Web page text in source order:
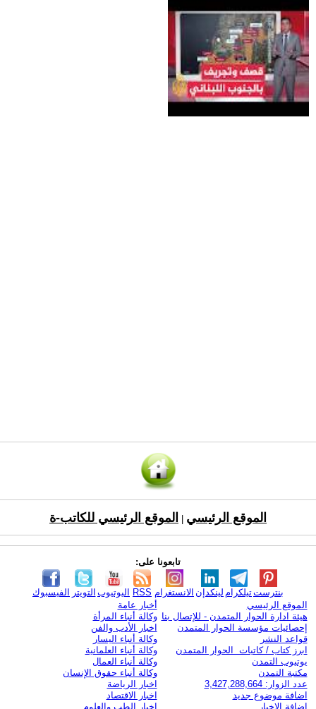
الموقع الرئيسي الموقع الرئيسي للكاتب-ة
تابعونا على:
الفيسبوك التويتر اليوتيوب RSS الانستغرام لينكدإن تيلكرامبنترست
الموقع الرئيسي
هيئة ادارة الحوار المتمدن - للإتصال بنا
إحصائيات مؤسسة الحوار المتمدن
قواعد النشر
ابرز كتاب / كاتبات الحوار المتمدن
يوتيوب التمدن
مكتبة التمدن
عدد الزوار: 3,427,288,664
اضافة موضوع جديد
اضافة الاخبار
أخبار عامة
وكالة أنباء المرأة
اخبار الأدب والفن
وكالة أنباء اليسار
وكالة أنباء العلمانية
وكالة أنباء العمال
وكالة أنباء حقوق الإنسان
اخبار الرياضة
اخبار الاقتصاد
اخبار الطب والعلوم